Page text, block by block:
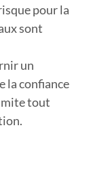
pour la
sont
un
la confiance
tout